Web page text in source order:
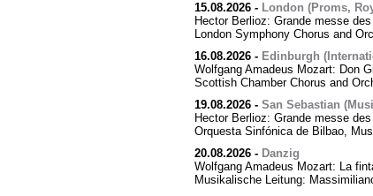
15.08.2026- London (Proms,
Hector Berlioz: Grande messe
London Symphony Chorus and
16.08.2026- Edinburgh
Wolfgang Amadeus Mozart: Don
Scottish Chamber Chorus and
19.08.2026- San Sebastian
Hector Berlioz: Grande messe
Orquesta Sinfónica de Bilbao,
20.08.2026- Danzig
Wolfgang Amadeus Mozart: La
Musikalische Leitung: